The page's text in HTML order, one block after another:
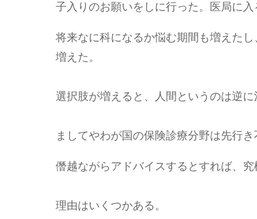
子入りのお願いをしに行った。医局に入
将来なに科になるか悩む期間も増えた
増えた。
選択肢が増えると、人間というのは逆に
ましてやわが国の保険診療分野は先行き
僭越ながらアドバイスするとすれば、
理由はいくつかある。